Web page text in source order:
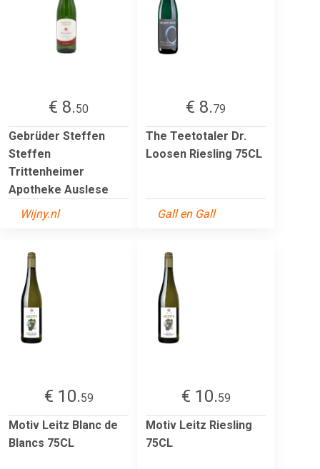
€ 8.50
Gebrüder Steffen
Steffen
Trittenheimer
Apotheke Auslese
Wijny.nl
€ 8.79
The Teetotaler Dr.
Loosen Riesling 75CL
Gall en Gall
€ 10.59
Motiv Leitz Blanc de
Blancs 75CL
€ 10.59
Motiv Leitz Riesling
75CL